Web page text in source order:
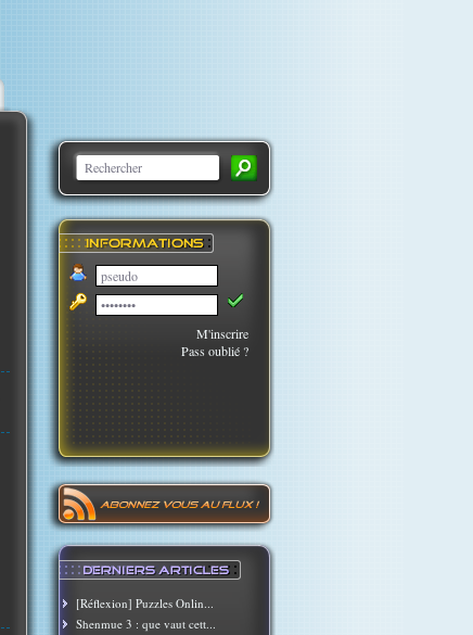
M'inscrire
Pass oublié ?
[Réflexion] Puzzles Onlin...
Shenmue 3 : que vaut cett...